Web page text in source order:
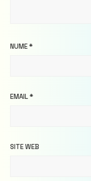
NUME*
EMAIL*
SITE WEB